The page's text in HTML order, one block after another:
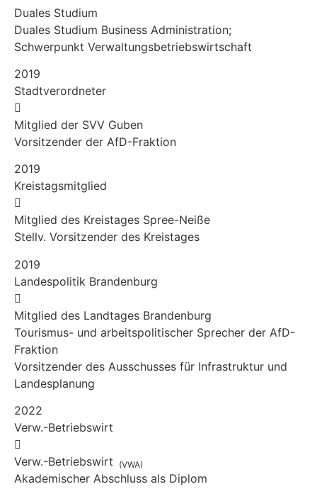
Duales Studium
Duales Studium Business Administration;
Schwerpunkt Verwaltungs­betriebs­wirtschaft
2019
Stadtverordneter
Mitglied der SVV Guben
Vorsitzender der AfD-Fraktion
2019
Kreistagsmitglied
Mitglied des Kreistages Spree-Neiße
Stellv. Vorsitzender des Kreistages
2019
Landespolitik Brandenburg
Mitglied des Landtages Brandenburg
Tourismus- und arbeitspolitischer Sprecher der AfD-
Fraktion
Vorsitzender des Ausschusses für Infrastruktur und
Landesplanung
2022
Verw.-Betriebswirt
Verw.-Betriebswirt (VWA)
Akademischer Abschluss als Diplom